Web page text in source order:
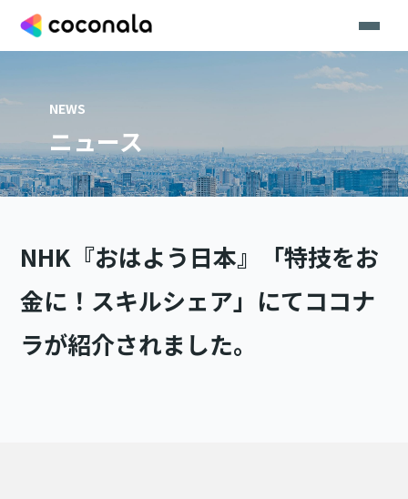
NEWS
ニュース
NHK『おはよう日本』「特技をお
金に！スキルシェア」にてココナ
ラが紹介されました。